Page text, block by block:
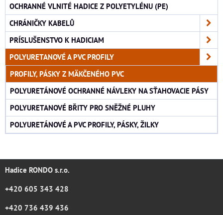
OCHRANNÉ VLNITÉ HADICE Z POLYETYLÉNU (PE)
CHRÁNIČKY KABELŮ
PRÍSLUŠENSTVO K HADICIAM
POLYURETANOVÉ A PVC PROFILY
PROFILY, PÁSKY Z MÄKČENÉHO PVC
POLYURETÁNOVÉ OCHRANNÉ NÁVLEKY NA SŤAHOVACIE PÁSY
POLYURETANOVÉ BŘITY PRO SNĚŽNÉ PLUHY
POLYURETÁNOVÉ A PVC PROFILY, PÁSKY, ŽILKY
Hadice RONDO s.r.o.
+420 605 343 428
+420 736 439 436